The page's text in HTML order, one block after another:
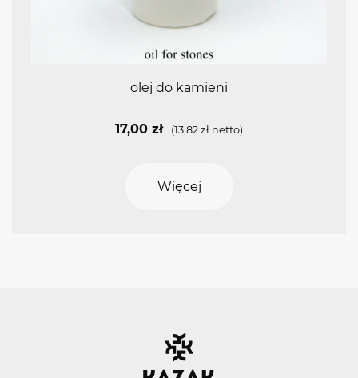
olej do kamieni
17,00 zł (13,82 zł netto)
Więcej